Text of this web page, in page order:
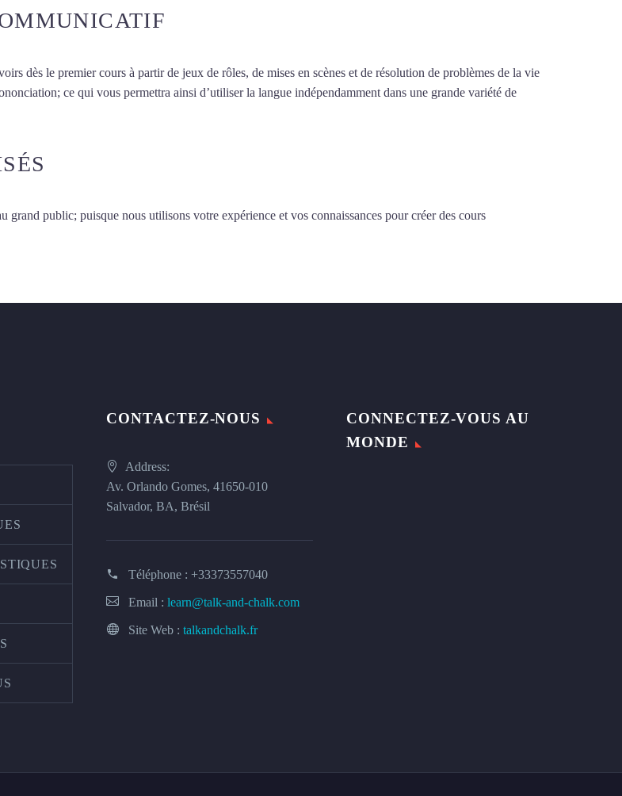
dès le premier cours à partir de jeux de rôles, de mises en scènes et de résolution de problèmes de la vie
ce qui vous permettra ainsi d’utiliser la langue indépendamment dans une grande variété de
grand public; puisque nous utilisons votre expérience et vos connaissances pour créer des cours
CONTACTEZ-NOUS
Address:
Av. Orlando Gomes, 41650-010
Salvador, BA, Brésil
Téléphone : +33373557040
Email : learn@talk-and-chalk.com
Site Web : talkandchalk.fr
CONNECTEZ-VOUS AU
MONDE